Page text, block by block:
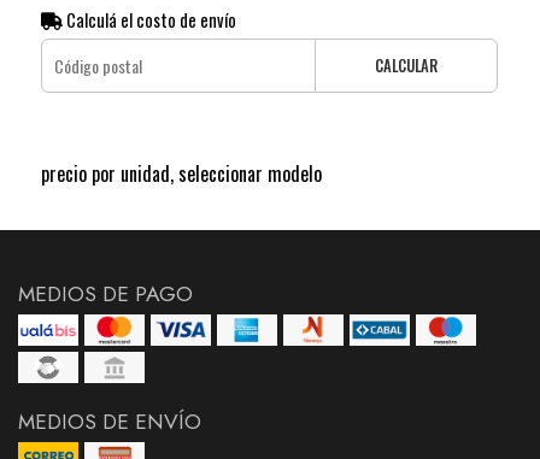
Calculá el costo de envío
CALCULAR
precio por unidad, seleccionar modelo
MEDIOS DE PAGO
MEDIOS DE ENVÍO